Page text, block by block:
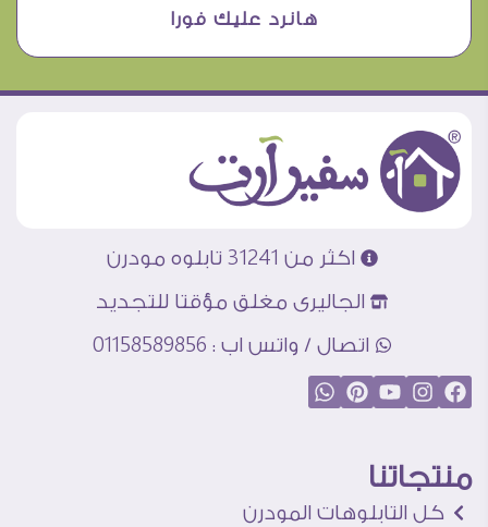
هانرد عليك فورا
اكثر من 31241 تابلوه مودرن
الجاليرى مغلق مؤقتا للتجديد
اتصال / واتس اب : 01158589856
منتجاتنا
كل التابلوهات المودرن